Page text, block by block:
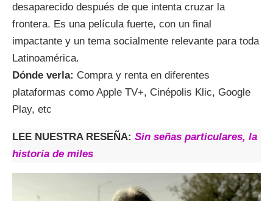
desaparecido después de que intenta cruzar la
frontera. Es una película fuerte, con un final
impactante y un tema socialmente relevante para toda
Latinoamérica.
Dónde verla: Compra y renta en diferentes
plataformas como Apple TV+, Cinépolis Klic, Google
Play, etc
LEE NUESTRA RESEÑA: Sin señas particulares, la
historia de miles